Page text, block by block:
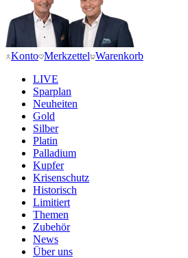
Konto Merkzettel Warenkorb
LIVE
Sparplan
Neuheiten
Gold
Silber
Platin
Palladium
Kupfer
Krisenschutz
Historisch
Limitiert
Themen
Zubehör
News
Über uns